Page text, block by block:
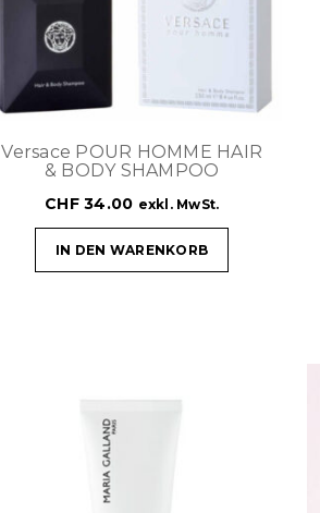
Versace POUR HOMME HAIR
& BODY SHAMPOO
CHF34.00 exkl. MwSt.
IN DEN WARENKORB